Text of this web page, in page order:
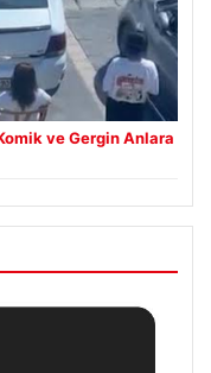
ve Gergin Anlara